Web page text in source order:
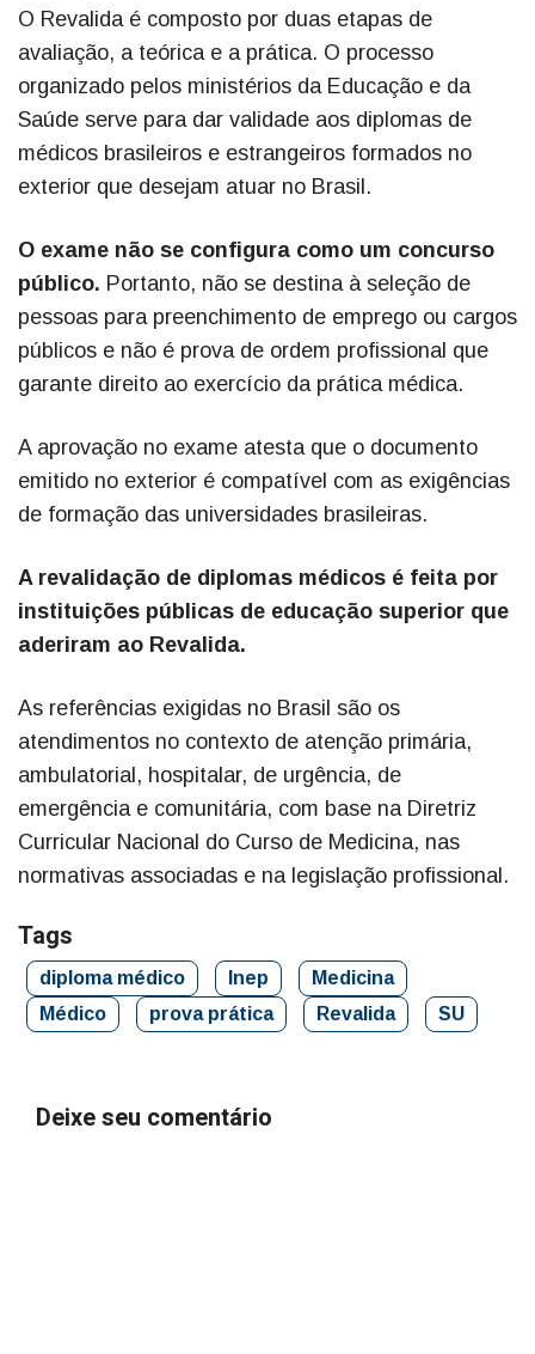
O Revalida é composto por duas etapas de
avaliação, a teórica e a prática. O processo
organizado pelos ministérios da Educação e da
Saúde serve para dar validade aos diplomas de
médicos brasileiros e estrangeiros formados no
exterior que desejam atuar no Brasil.
O exame não se configura como um concurso
público. Portanto, não se destina à seleção de
pessoas para preenchimento de emprego ou cargos
públicos e não é prova de ordem profissional que
garante direito ao exercício da prática médica.
A aprovação no exame atesta que o documento
emitido no exterior é compatível com as exigências
de formação das universidades brasileiras.
A revalidação de diplomas médicos é feita por
instituições públicas de educação superior que
aderiram ao Revalida.
As referências exigidas no Brasil são os
atendimentos no contexto de atenção primária,
ambulatorial, hospitalar, de urgência, de
emergência e comunitária, com base na Diretriz
Curricular Nacional do Curso de Medicina, nas
normativas associadas e na legislação profissional.
Tags
diploma médico Inep
Medicina
Médico
prova prática Revalida SU
Deixe seu comentário